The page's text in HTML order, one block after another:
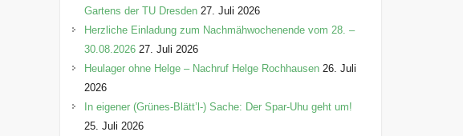
Gartens der TU Dresden 27. Juli 2026
Herzliche Einladung zum Nachmähwochenende vom 28. –
30.08.2026 27. Juli 2026
Heulager ohne Helge – Nachruf Helge Rochhausen 26. Juli
2026
In eigener (Grünes-Blätt’l-) Sache: Der Spar-Uhu geht um!
25. Juli 2026